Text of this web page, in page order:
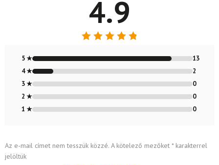
4.9
4.87/ 5
5 ★
13
4 ★
2
3 ★
0
2 ★
0
1 ★
0
Az e-mail címet nem tesszük közzé. A kötelező mezőket *karakterrel
jelöltük